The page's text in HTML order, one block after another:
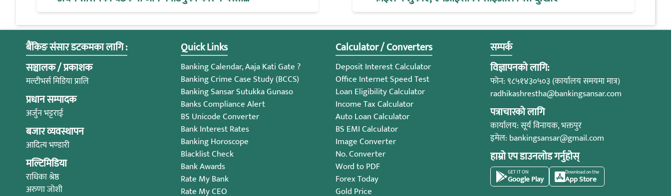
बैंकिङ संसार डटकमका लागि :
सञ्चालक / प्रकाशक
मल्टीभर्स मिडिया प्रालि
प्रधान सम्पादक
अर्जुन भट्टराई
बजार व्यवस्थापन
आदित्य भण्डारी
मल्टिमिडिया
राधिका श्रेष्ठ
अरुणा जोशी
Quick Links
Banking Calendar, Aaja Kati Gate ?
Banking Crime Case Study (BCCS)
Banking Sansar Sutukka Gunaso
Banks Compliance Alert
BS Unicode Converter
Bank Interest Rates
Banking Horoscope
Blacklist Check
Bank Awards
Rate My Bank
Rate My CEO
Calculator / Converters
Deposit Interest Calculator
Office Internet Speed Test
Loan Eligibility Calculator
Income Tax Calculator
Auto Loan Calculator
BS EMI Calculator
Image Converter
No. Converter
Word to PDF
Forex Today
Gold Price
सम्पर्क
विज्ञापनको लागि:
फोन: ९८५१४३०५०३ (कार्यालय समयमा मात्र)
radhikashrestha@bankingsansar.com
पत्राचारको लागि
कार्यालय: सूर्य विनायक, भक्तपुर
इमेल: bankingsansar@gmail.com
हाम्रो एप डाउनलोड गर्नुहोस्
GET IT ON
Google Play
Download on the
App Store